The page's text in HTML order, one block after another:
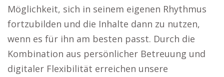
Möglichkeit, sich in seinem eigenen Rhythmus
fortzubilden und die Inhalte dann zu nutzen,
wenn es für ihn am besten passt. Durch die
Kombination aus persönlicher Betreuung und
digitaler Flexibilität erreichen unsere